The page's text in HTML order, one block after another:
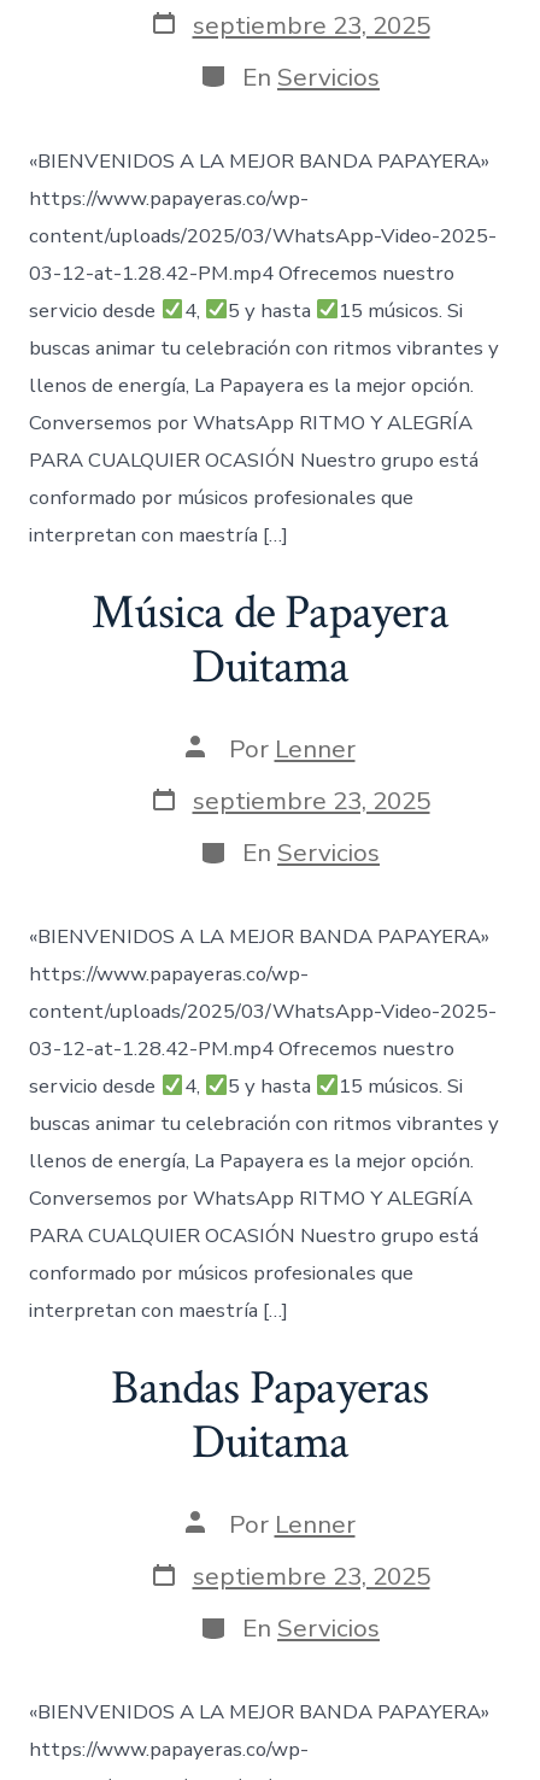
la
entrada
Fecha
de
publicación
septiembre 23, 2025
Categorías
En Servicios
«BIENVENIDOS A LA MEJOR BANDA PAPAYERA»
https://www.papayeras.co/wp-
content/uploads/2025/03/WhatsApp-Video-2025-
03-12-at-1.28.42-PM.mp4 Ofrecemos nuestro
servicio desde
4, 5 y hasta
15 músicos. Si
buscas animar tu celebración con ritmos vibrantes y
llenos de energía, La Papayera es la mejor opción.
Conversemos por WhatsApp RITMO Y ALEGRÍA
PARA CUALQUIER OCASIÓN Nuestro grupo está
conformado por músicos profesionales que
interpretan con maestría […]
Música de Papayera
Duitama
Autor
la
entrada
Por Lenner
Fecha
de
publicación
septiembre 23, 2025
Categorías
En Servicios
«BIENVENIDOS A LA MEJOR BANDA PAPAYERA»
https://www.papayeras.co/wp-
content/uploads/2025/03/WhatsApp-Video-2025-
03-12-at-1.28.42-PM.mp4 Ofrecemos nuestro
servicio desde
4, 5 y hasta
15 músicos. Si
buscas animar tu celebración con ritmos vibrantes y
llenos de energía, La Papayera es la mejor opción.
Conversemos por WhatsApp RITMO Y ALEGRÍA
PARA CUALQUIER OCASIÓN Nuestro grupo está
conformado por músicos profesionales que
interpretan con maestría […]
Bandas Papayeras
Duitama
Autor
la
entrada
Por Lenner
Fecha
de
publicación
septiembre 23, 2025
Categorías
En Servicios
«BIENVENIDOS A LA MEJOR BANDA PAPAYERA»
https://www.papayeras.co/wp-